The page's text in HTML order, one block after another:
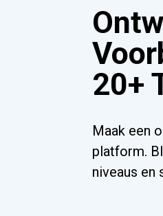
20+
Maak een
platform.
niveaus en